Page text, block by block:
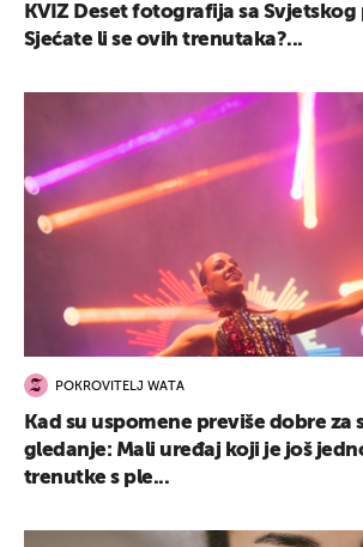
KVIZ Deset fotografija sa
Sjećate li se ovih trenutaka?...
POKROVITELJ WATA
Kad su uspomene previše dobre za
gledanje: Mali uređaj koji je još
trenutke s ple...